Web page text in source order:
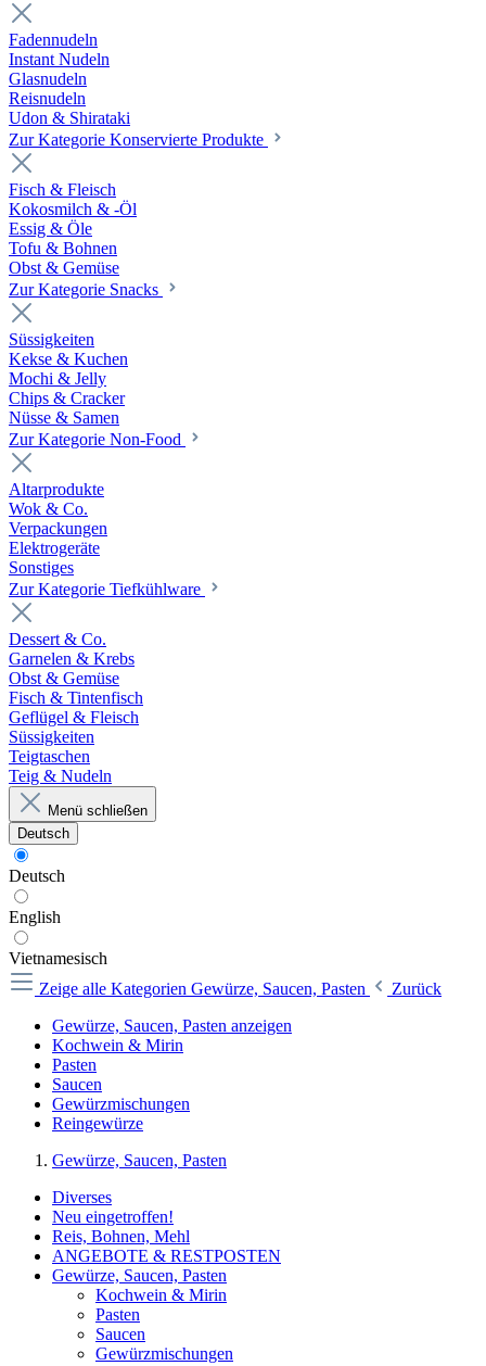
Fadennudeln
Instant Nudeln
Glasnudeln
Reisnudeln
Udon & Shirataki
Zur Kategorie Konservierte Produkte
Fisch & Fleisch
Kokosmilch & -Öl
Essig & Öle
Tofu & Bohnen
Obst & Gemüse
Zur Kategorie Snacks
Süssigkeiten
Kekse & Kuchen
Mochi & Jelly
Chips & Cracker
Nüsse & Samen
Zur Kategorie Non-Food
Altarprodukte
Wok & Co.
Verpackungen
Elektrogeräte
Sonstiges
Zur Kategorie Tiefkühlware
Dessert & Co.
Garnelen & Krebs
Obst & Gemüse
Fisch & Tintenfisch
Geflügel & Fleisch
Süssigkeiten
Teigtaschen
Teig & Nudeln
Menü schließen
Deutsch
Deutsch
English
Vietnamesisch
Zeige alle Kategorien Gewürze, Saucen, Pasten
Zurück
Gewürze, Saucen, Pasten anzeigen
Kochwein & Mirin
Pasten
Saucen
Gewürzmischungen
Reingewürze
Gewürze, Saucen, Pasten
Diverses
Neu eingetroffen!
Reis, Bohnen, Mehl
ANGEBOTE & RESTPOSTEN
Gewürze, Saucen, Pasten
Kochwein & Mirin
Pasten
Saucen
Gewürzmischungen